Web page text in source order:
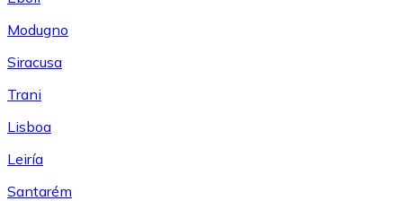
Modugno
Siracusa
Trani
Lisboa
Leiría
Santarém